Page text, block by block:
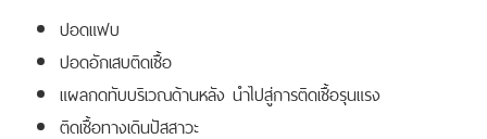
ปอดแฟบ
ปอดอักเสบติดเชื้อ
แผลกดทับบริเวณด้านหลัง นำไปสู่การติดเชื้อรุนแรง
ติดเชื้อทางเดินปัสสาวะ